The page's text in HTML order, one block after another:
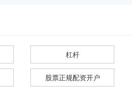
杠杆
股票正规配资开户